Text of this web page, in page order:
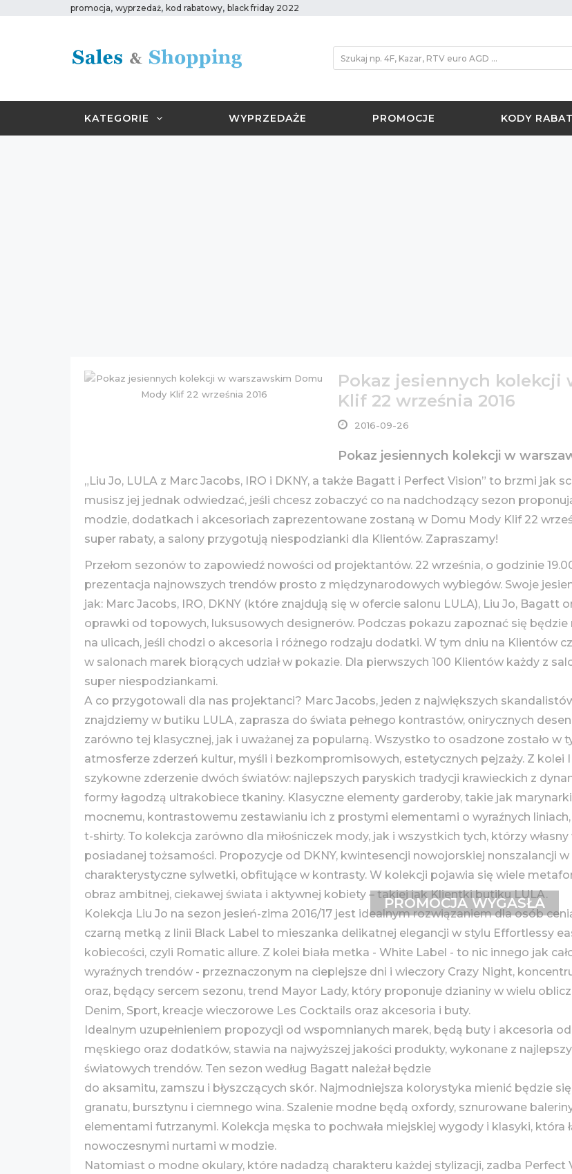
promocja, wyprzedaż, kod rabatowy, black friday 2022
KATEGORIE WYPRZEDAŻE PROMOCJE KODY
Pokaz jesiennych kolekcji
Klif 22 września 2016
2016-09-26
Pokaz jesiennych kolekcji w
„Liu Jo, LULA z Marc Jacobs, IRO i DKNY, a także Bagatt i Perfect Vision” to brzmi jak
musisz jej jednak odwiedzać, jeśli chcesz zobaczyć co na nadchodzący sezon
modzie, dodatkach i akcesoriach zaprezentowane zostaną w Domu Mody Klif 22
super rabaty, a salony przygotują niespodzianki dla Klientów. Zapraszamy!
Przełom sezonów to zapowiedź nowości od projektantów. 22 września, o godzinie
prezentacja najnowszych trendów prosto z międzynarodowych wybiegów. Swoje
jak: Marc Jacobs, IRO, DKNY (które znajdują się w ofercie salonu LULA), Liu Jo,
oprawki od topowych, luksusowych designerów. Podczas pokazu zapoznać się
na ulicach, jeśli chodzi o akcesoria i różnego rodzaju dodatki. W tym dniu na Klientów
w salonach marek biorących udział w pokazie. Dla pierwszych 100 Klientów każdy z
super niespodziankami.
A co przygotowali dla nas projektanci? Marc Jacobs, jeden z największych
znajdziemy w butiku LULA, zaprasza do świata pełnego kontrastów, onirycznych
zarówno tej klasycznej, jak i uważanej za popularną. Wszystko to osadzone zostało w
atmosferze zderzeń kultur, myśli i bezkompromisowych, estetycznych pejzaży. Z kolei
szykowne zderzenie dwóch światów: najlepszych paryskich tradycji krawieckich z
formy łagodzą ultrakobiece tkaniny. Klasyczne elementy garderoby, takie jak
mocnemu, kontrastowemu zestawianiu ich z prostymi elementami o wyraźnych liniach,
t-shirty. To kolekcja zarówno dla miłośniczek mody, jak i wszystkich tych, którzy
posiadanej tożsamości. Propozycje od DKNY, kwintesencji nowojorskiej nonszalancji
charakterystyczne sylwetki, obfitujące w kontrasty. W kolekcji pojawia się wiele
obraz ambitnej, ciekawej świata i aktywnej kobiety – takiej jak Klientki butiku LULA.
Kolekcja Liu Jo na sezon jesień-zima 2016/17 jest idealnym rozwiązaniem dla osób
czarną metką z linii Black Label to mieszanka delikatnej elegancji w stylu Effortlessy
kobiecości, czyli Romatic allure. Z kolei biała metka - White Label - to nic innego jak
wyraźnych trendów - przeznaczonym na cieplejsze dni i wieczory Crazy Night,
oraz, będący sercem sezonu, trend Mayor Lady, który proponuje dzianiny w wielu
Denim, Sport, kreacje wieczorowe Les Cocktails oraz akcesoria i buty.
Idealnym uzupełnieniem propozycji od wspomnianych marek, będą buty i akcesoria
męskiego oraz dodatków, stawia na najwyższej jakości produkty, wykonane z
światowych trendów. Ten sezon według Bagatt należał będzie
do aksamitu, zamszu i błyszczących skór. Najmodniejsza kolorystyka mienić będzie
granatu, bursztynu i ciemnego wina. Szalenie modne będą oxfordy, sznurowane
elementami futrzanymi. Kolekcja męska to pochwała miejskiej wygody i klasyki, która
nowoczesnymi nurtami w modzie.
Natomiast o modne okulary, które nadadzą charakteru każdej stylizacji, zadba Perfect
PROMOCJA WYGASŁA